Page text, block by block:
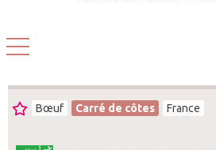
Bœuf Carré de côtes France